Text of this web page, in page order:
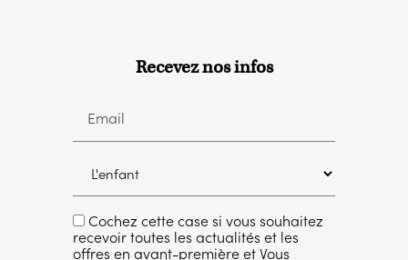
Recevez nos infos
Email
Cochez cette case si vous souhaitez
recevoir toutes les actualités et les
offres en avant-première et Vous